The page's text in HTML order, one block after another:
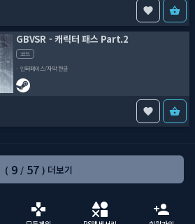
GBVSR - 캐릭터 패스 Part.2
코드
인터페이스/자막 한글
( 9 / 57 ) 더보기